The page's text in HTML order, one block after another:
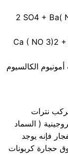
Ca ( NO 3)2
الكالسيوم
نترات
( السماد
فإنه يوجد
حجارة كربونات